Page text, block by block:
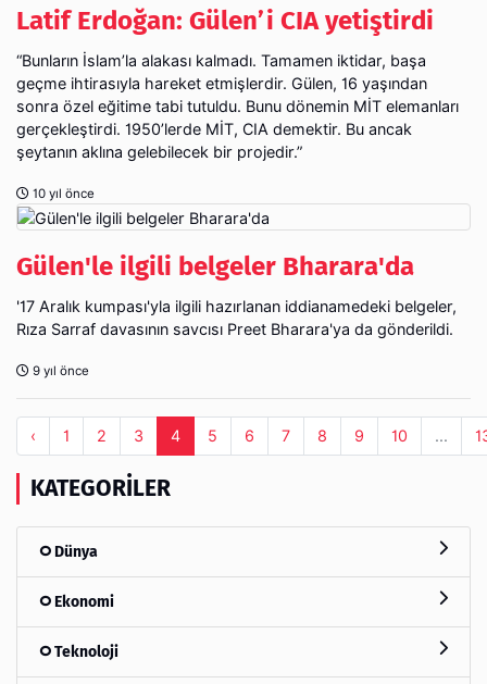
Latif Erdoğan: Gülen’i CIA yetiştirdi
“Bunların İslam’la alakası kalmadı. Tamamen iktidar, başa
geçme ihtirasıyla hareket etmişlerdir. Gülen, 16 yaşından
sonra özel eğitime tabi tutuldu. Bunu dönemin MİT elemanları
gerçekleştirdi. 1950’lerde MİT, CIA demektir. Bu ancak
şeytanın aklına gelebilecek bir projedir.”
10 yıl önce
Gülen'le ilgili belgeler Bharara'da
'17 Aralık kumpası'yla ilgili hazırlanan iddianamedeki belgeler,
Rıza Sarraf davasının savcısı Preet Bharara'ya da gönderildi.
9 yıl önce
‹ 1 2 3 4 5 6 7 8 9 10 ...
KATEGORILER
Dünya
Ekonomi
Teknoloji